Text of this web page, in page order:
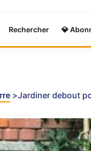
Rechercher 💎
Jardiner debout